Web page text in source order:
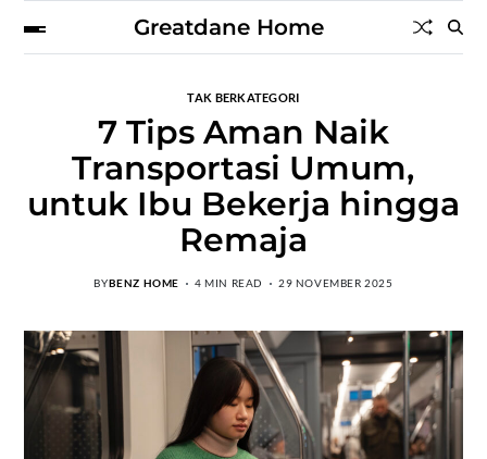
Greatdane Home
TAK BERKATEGORI
7 Tips Aman Naik
Transportasi Umum,
untuk Ibu Bekerja hingga
Remaja
BYBENZ HOME 4 MIN READ 29 NOVEMBER 2025